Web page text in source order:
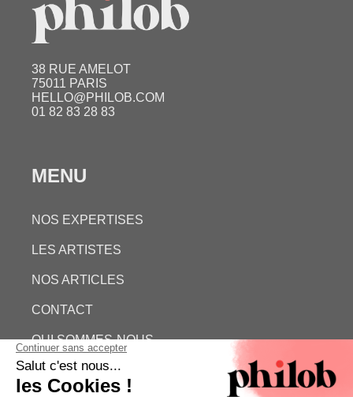
38 RUE AMELOT
75011 PARIS
HELLO@PHILOB.COM
01 82 83 28 83
MENU
NOS EXPERTISES
LES ARTISTES
NOS ARTICLES
CONTACT
QUI SOMMES-NOUS
ESTIMATION GRATUITE